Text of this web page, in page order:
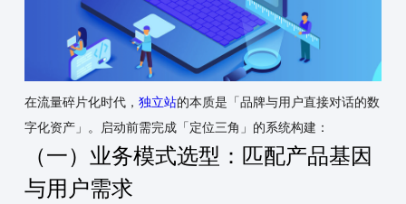
在流量碎片化时代， 独立站的本质是「品牌与用户直接对话的数
字化资产」。启动前需完成「定位三角」的系统构建：
（一）业务模式选型：匹配产品基因
与用户需求